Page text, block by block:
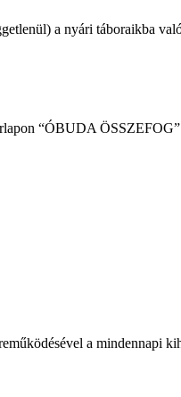
a nyári táboraikba
“ÓBUDA
a mindennapi